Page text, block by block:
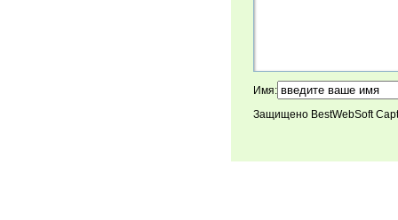
Имя:
Защищено BestWebSoft